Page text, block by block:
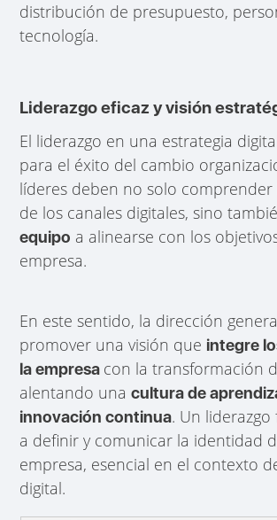
distribución de presupuesto,
tecnología.
Liderazgo eficaz y visión
El liderazgo en una estrategia
para el éxito del cambio
líderes deben no solo comprender
de los canales digitales, sino
equipo a alinearse con los
empresa.
En este sentido, la dirección
promover una visión que integre
la empresa con la transformación
alentando unacultura de
innovación continua. Un
a definir y comunicar la identidad
empresa, esencial en el contexto
digital.